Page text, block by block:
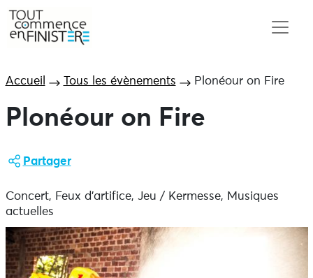
Accueil Tous les évènements Plonéour on Fire
Plonéour on Fire
Partager
Concert, Feux d'artifice, Jeu / Kermesse, Musiques
actuelles